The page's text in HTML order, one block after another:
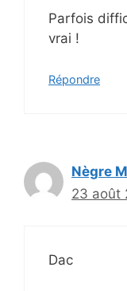
Parfois
vrai !
Répondre
Nègre
23 août
Dac